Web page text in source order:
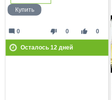
Купить
thumb_down 0 thumb_up 0
mode_comment 0
Осталось 12дней